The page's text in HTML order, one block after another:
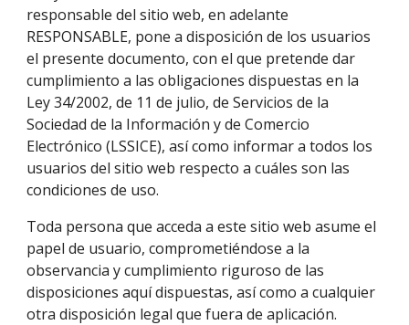
responsable del sitio web, en adelante
RESPONSABLE, pone a disposición de los usuarios
el presente documento, con el que pretende dar
cumplimiento a las obligaciones dispuestas en la
Ley 34/2002, de 11 de julio, de Servicios de la
Sociedad de la Información y de Comercio
Electrónico (LSSICE), así como informar a todos los
usuarios del sitio web respecto a cuáles son las
condiciones de uso.
Toda persona que acceda a este sitio web asume el
papel de usuario, comprometiéndose a la
observancia y cumplimiento riguroso de las
disposiciones aquí dispuestas, así como a cualquier
otra disposición legal que fuera de aplicación.